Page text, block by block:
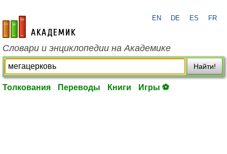
academic.ru
EN DE ES FR
Словари и энциклопедии на Академике
Найти!
Толкования Переводы Книги Игры ⚽